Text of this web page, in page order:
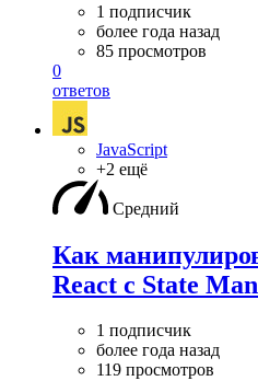
1 подписчик
более года назад
85 просмотров
0
ответов
JavaScript
+2 ещё
Средний
Как
React с State
1 подписчик
более года назад
119 просмотров